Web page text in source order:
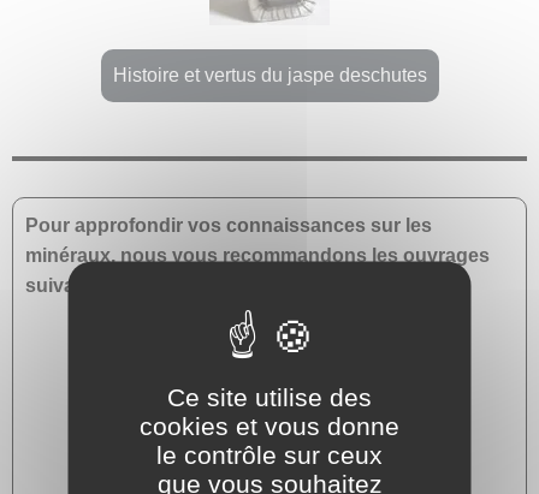
Histoire et vertus du jaspe deschutes
Pour approfondir vos connaissances sur les
minéraux, nous vous recommandons les ouvrages
suivants :
Ce site utilise des
cookies et vous donne
le contrôle sur ceux
que vous souhaitez